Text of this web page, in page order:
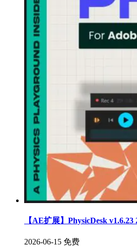
【AE扩展】PhysicDesk
2026-06-15 免费